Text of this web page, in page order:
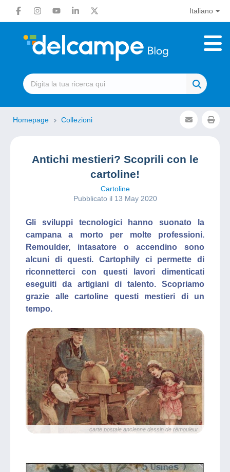
Italiano
Homepage Collezioni
Antichi mestieri? Scoprili con le
cartoline!
Cartoline
Pubblicato il 13 May 2020
Gli sviluppi tecnologici hanno suonato la
campana a morto per molte professioni.
Remoulder, intasatore o accendino sono
alcuni di questi. Cartophily ci permette di
riconnetterci con questi lavori dimenticati
eseguiti da artigiani di talento. Scopriamo
grazie alle cartoline questi mestieri di un
tempo.
carte postale ancienne dessin de rémouleur